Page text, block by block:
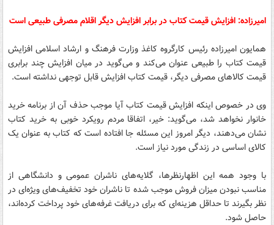
امیرزاده: افزایش قیمت کتاب در برابر افزایش دیگر اقلام مصرفی طبیعی است
همایون امیرزاده رئیس کارگروه کاغذ وزارت فرهنگ و ارشاد اسلامی افزایش
قیمت کتاب را طبیعی عنوان می‌کند و می‌گوید در میان افزایش چند برابری
قیمت کالاهای مصرفی دیگر، قیمت کتاب افزایش قابل توجهی نداشته است.
وی در خصوص اینکه افزایش قیمت کتاب آیا موجب حذف آن از برنامه خرید
خانوار نخواهد شد، ‌می‌گوید: خیر،‌ اتفاقا مردم رویکرد خوبی به خرید کتاب
نشان می‌دهند، دیگر امروز این مسئله جا افتاده است که کتاب به عنوان یک
کالای اساسی در زندگی مورد نیاز است.
با وجود همه این اظهارنظرها، گلایه‌های ناشران عمومی و دانشگاهی از
مناسب نبودن میزان فروش موجب شده تا ناشران خود تخفیف‌های ویژه‌ای در
نظر بگیرند تا حداقل هزینه‌ای که برای دریافت غرفه‌های خود پرداخت کرده‌اند،
حاصل شود.